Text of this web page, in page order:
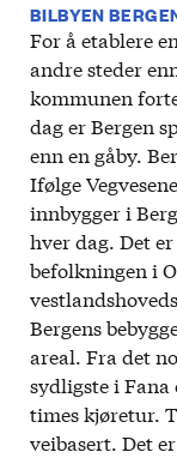
BILBYEN
For å etablere
andre steder
kommunen
dag er Bergen
enn en gåby.
Ifølge
innbygger i
hver dag. Det
befolkningen i
Bergens
areal. Fra det
sydligste i Fana
times kjøretur.
veibasert. Det